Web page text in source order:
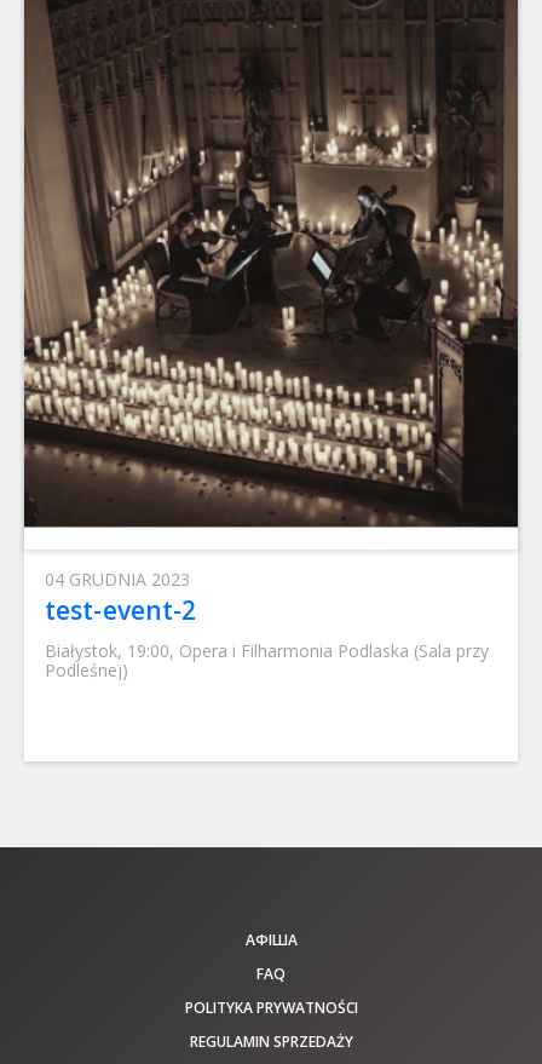
04 GRUDNIA 2023
test-event-2
Białystok, 19:00, Opera i Filharmonia Podlaska (Sala przy
Podleśnej)
АФІША
FAQ
POLITYKA PRYWATNOŚCI
REGULAMIN SPRZEDAŻY